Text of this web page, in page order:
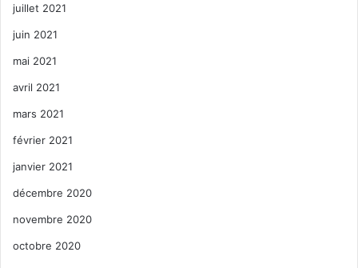
juillet 2021
juin 2021
mai 2021
avril 2021
mars 2021
février 2021
janvier 2021
décembre 2020
novembre 2020
octobre 2020